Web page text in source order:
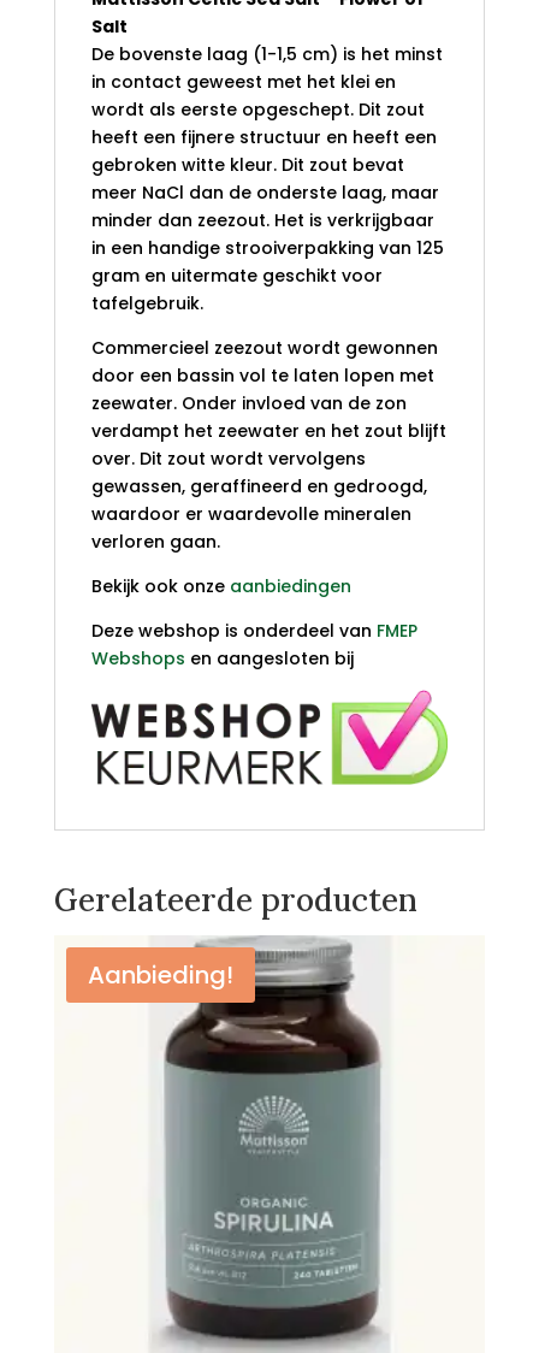
Salt
De bovenste laag (1-1,5 cm) is het minst
in contact geweest met het klei en
wordt als eerste opgeschept. Dit zout
heeft een fijnere structuur en heeft een
gebroken witte kleur. Dit zout bevat
meer NaCl dan de onderste laag, maar
minder dan zeezout. Het is verkrijgbaar
in een handige strooiverpakking van 125
gram en uitermate geschikt voor
tafelgebruik.
Commercieel zeezout wordt gewonnen
door een bassin vol te laten lopen met
zeewater. Onder invloed van de zon
verdampt het zeewater en het zout blijft
over. Dit zout wordt vervolgens
gewassen, geraffineerd en gedroogd,
waardoor er waardevolle mineralen
verloren gaan.
Bekijk ook onze aanbiedingen
Deze webshop is onderdeel van FMEP
Webshops en aangesloten bij
Gerelateerde producten
Aanbieding!